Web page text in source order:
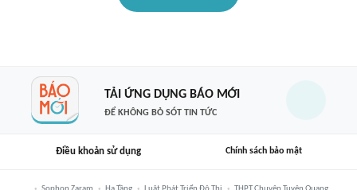
TẢI ỨNG DỤNG BÁO MỚI
ĐỂ KHÔNG BỎ SÓT TIN TỨC
Điều khoản sử dụng Chính sách bảo mật